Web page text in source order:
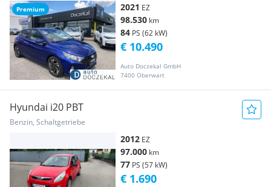
Premium 2021 EZ
98.530 km
84 PS (62 kW)
Auto Doczekal GmbH
7400 Oberwart
€ 10.490
Hyundai i20 PBT
Benzin, Schaltgetriebe
2012 EZ
97.000 km
77 PS (57 kW)
€ 1.690